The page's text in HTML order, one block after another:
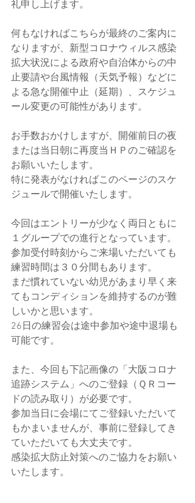
礼申し上げます。
何もなければこちらが最終のご案内に
なりますが、新型コロナウィルス感染
拡大状況による政府や自治体からの中
止要請や台風情報（天気予報）などに
よる急な開催中止（延期）、スケジュ
ール変更の可能性があります。
お手数おかけしますが、開催前日の夜
または当日朝に再度当ＨＰのご確認を
お願いいたします。
特に発表がなければこのページのスケ
ジュールで開催いたします。
今回はエントリーが少なく両日ともに
１グループでの進行となっています。
参加受付時刻からご来場いただいても
練習時間は３０分間もあります。
まだ慣れていない幼児があまり早く来
てもコンディションを維持するのが難
しいかと思います。
26日の練習会は途中参加や途中退場も
可能です。
また、今回も下記画像の「大阪コロナ
追跡システム」へのご登録（ＱＲコー
ドの読み取り）が必要です。
参加当日に会場にてご登録いただいて
もかまいませんが、事前に登録してき
ていただいても大丈夫です。
感染拡大防止対策へのご協力をお願い
いたします。